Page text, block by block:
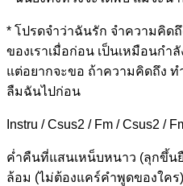
* โปรดจำว่าฉันรัก จำความคิด
ของเราเมื่อก่อน เป็นเหมือนกำลั
แต่อยากจะขอ ถ้าความคิดถึง ท
ลืมฉันไปก่อน
Instru / Csus2 / Fm / Csus2 /
ค่ำคืนที่แสนเหน็บหนาว (ลุกขึ้น
ล้อม (ไม่ต้องแคร์คำพูดของใคร)